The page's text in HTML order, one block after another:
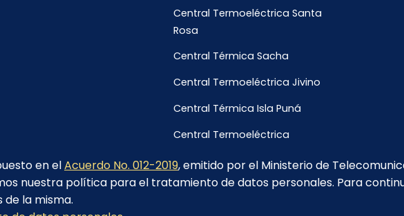
Central Termoeléctrica Santa
Rosa
Central Térmica Sacha
Central Termoeléctrica Jivino
Central Térmica Isla Puná
Central Termoeléctrica
en elAcuerdo No. 012-2019, emitido por el Ministerio de
nuestra política para el tratamiento de datos personales. Para
la misma.